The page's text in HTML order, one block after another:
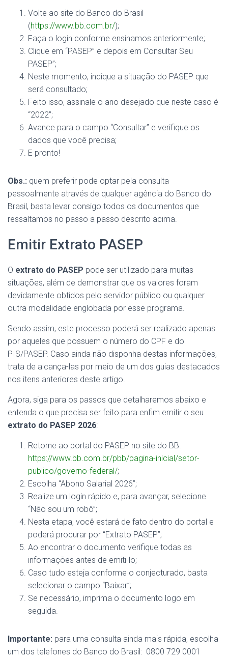
Volte ao site do Banco do Brasil
(https://www.bb.com.br/);
Faça o login conforme ensinamos anteriormente;
Clique em “PASEP” e depois em Consultar Seu
PASEP”;
Neste momento, indique a situação do PASEP que
será consultado;
Feito isso, assinale o ano desejado que neste caso é
“2022”;
Avance para o campo “Consultar” e verifique os
dados que você precisa;
E pronto!
Obs.: quem preferir pode optar pela consulta
pessoalmente através de qualquer agência do Banco do
Brasil, basta levar consigo todos os documentos que
ressaltamos no passo a passo descrito acima.
Emitir Extrato PASEP
O extrato do PASEP pode ser utilizado para muitas
situações, além de demonstrar que os valores foram
devidamente obtidos pelo servidor público ou qualquer
outra modalidade englobada por esse programa.
Sendo assim, este processo poderá ser realizado apenas
por aqueles que possuem o número do CPF e do
PIS/PASEP. Caso ainda não disponha destas informações,
trata de alcança-las por meio de um dos guias destacados
nos itens anteriores deste artigo.
Agora, siga para os passos que detalharemos abaixo e
entenda o que precisa ser feito para enfim emitir o seu
extrato do PASEP 2026:
Retorne ao portal do PASEP no site do BB:
https://www.bb.com.br/pbb/pagina-inicial/setor-
publico/governo-federal/;
Escolha “Abono Salarial 2026”;
Realize um login rápido e, para avançar, selecione
“Não sou um robô”;
Nesta etapa, você estará de fato dentro do portal e
poderá procurar por “Extrato PASEP”;
Ao encontrar o documento verifique todas as
informações antes de emiti-lo;
Caso tudo esteja conforme o conjecturado, basta
selecionar o campo “Baixar”;
Se necessário, imprima o documento logo em
seguida.
Importante: para uma consulta ainda mais rápida, escolha
um dos telefones do Banco do Brasil: 0800 729 0001